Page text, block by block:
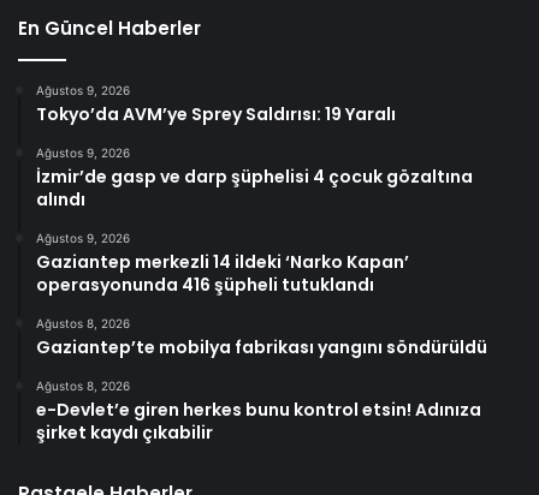
En Güncel Haberler
Ağustos 9, 2026
Tokyo’da AVM’ye Sprey Saldırısı: 19 Yaralı
Ağustos 9, 2026
İzmir’de gasp ve darp şüphelisi 4 çocuk gözaltına
alındı
Ağustos 9, 2026
Gaziantep merkezli 14 ildeki ‘Narko Kapan’
operasyonunda 416 şüpheli tutuklandı
Ağustos 8, 2026
Gaziantep’te mobilya fabrikası yangını söndürüldü
Ağustos 8, 2026
e-Devlet’e giren herkes bunu kontrol etsin! Adınıza
şirket kaydı çıkabilir